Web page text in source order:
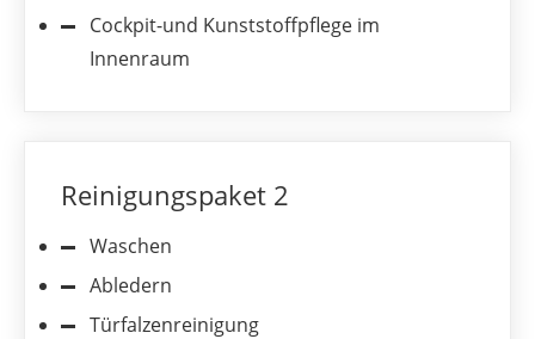
Cockpit-und Kunststoffpflege im
Innenraum
Reinigungspaket 2
Waschen
Abledern
Türfalzenreinigung